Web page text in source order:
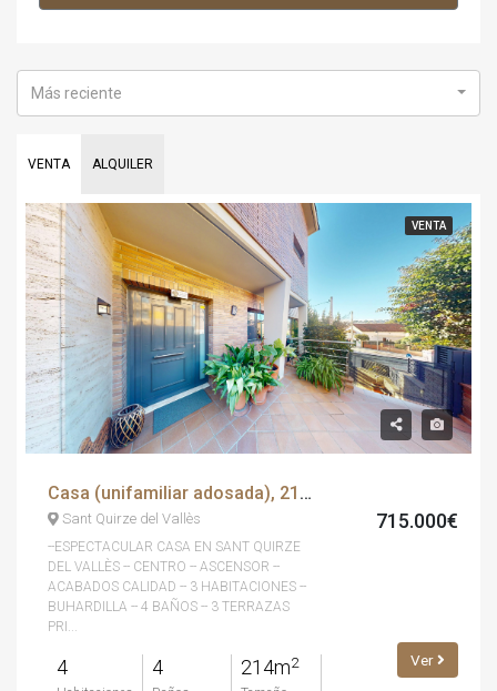
VENTA ALQUILER
Más reciente
VENTA
Casa (unifamiliar adosada), 214.00 m², 4 dorm, seminuevo
Sant Quirze del Vallès
--ESPECTACULAR CASA EN SANT QUIRZE
DEL VALLÈS -- CENTRO -- ASCENSOR --
ACABADOS CALIDAD -- 3 HABITACIONES --
BUHARDILLA -- 4 BAÑOS -- 3 TERRAZAS
PRI...
4 4 214m2
715.000€
Ver